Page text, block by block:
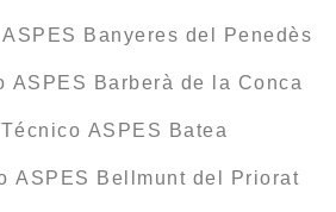
Banyeres del Penedès
ASPES Barberà de la Conca
ASPES Batea
ASPES Bellmunt del Priorat